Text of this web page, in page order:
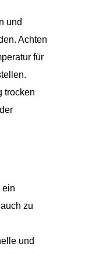
und
Achten
für
trocken
ein
zu
und